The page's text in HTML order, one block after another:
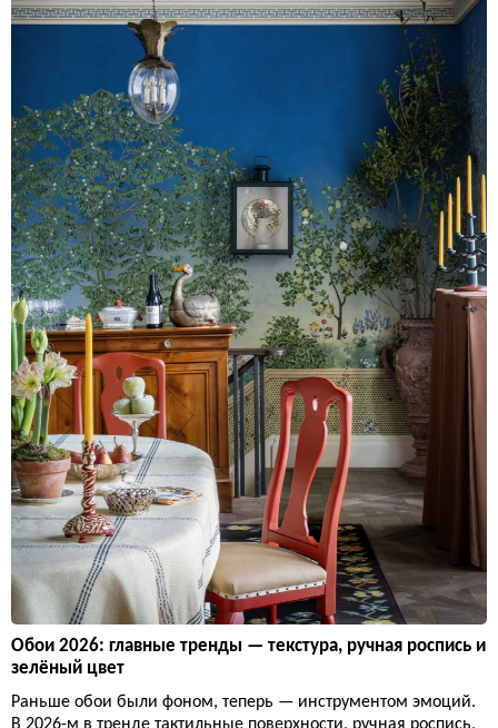
Обои 2026: главные тренды — текстура, ручная роспись и
зелёный цвет
Раньше обои были фоном, теперь — инструментом эмоций.